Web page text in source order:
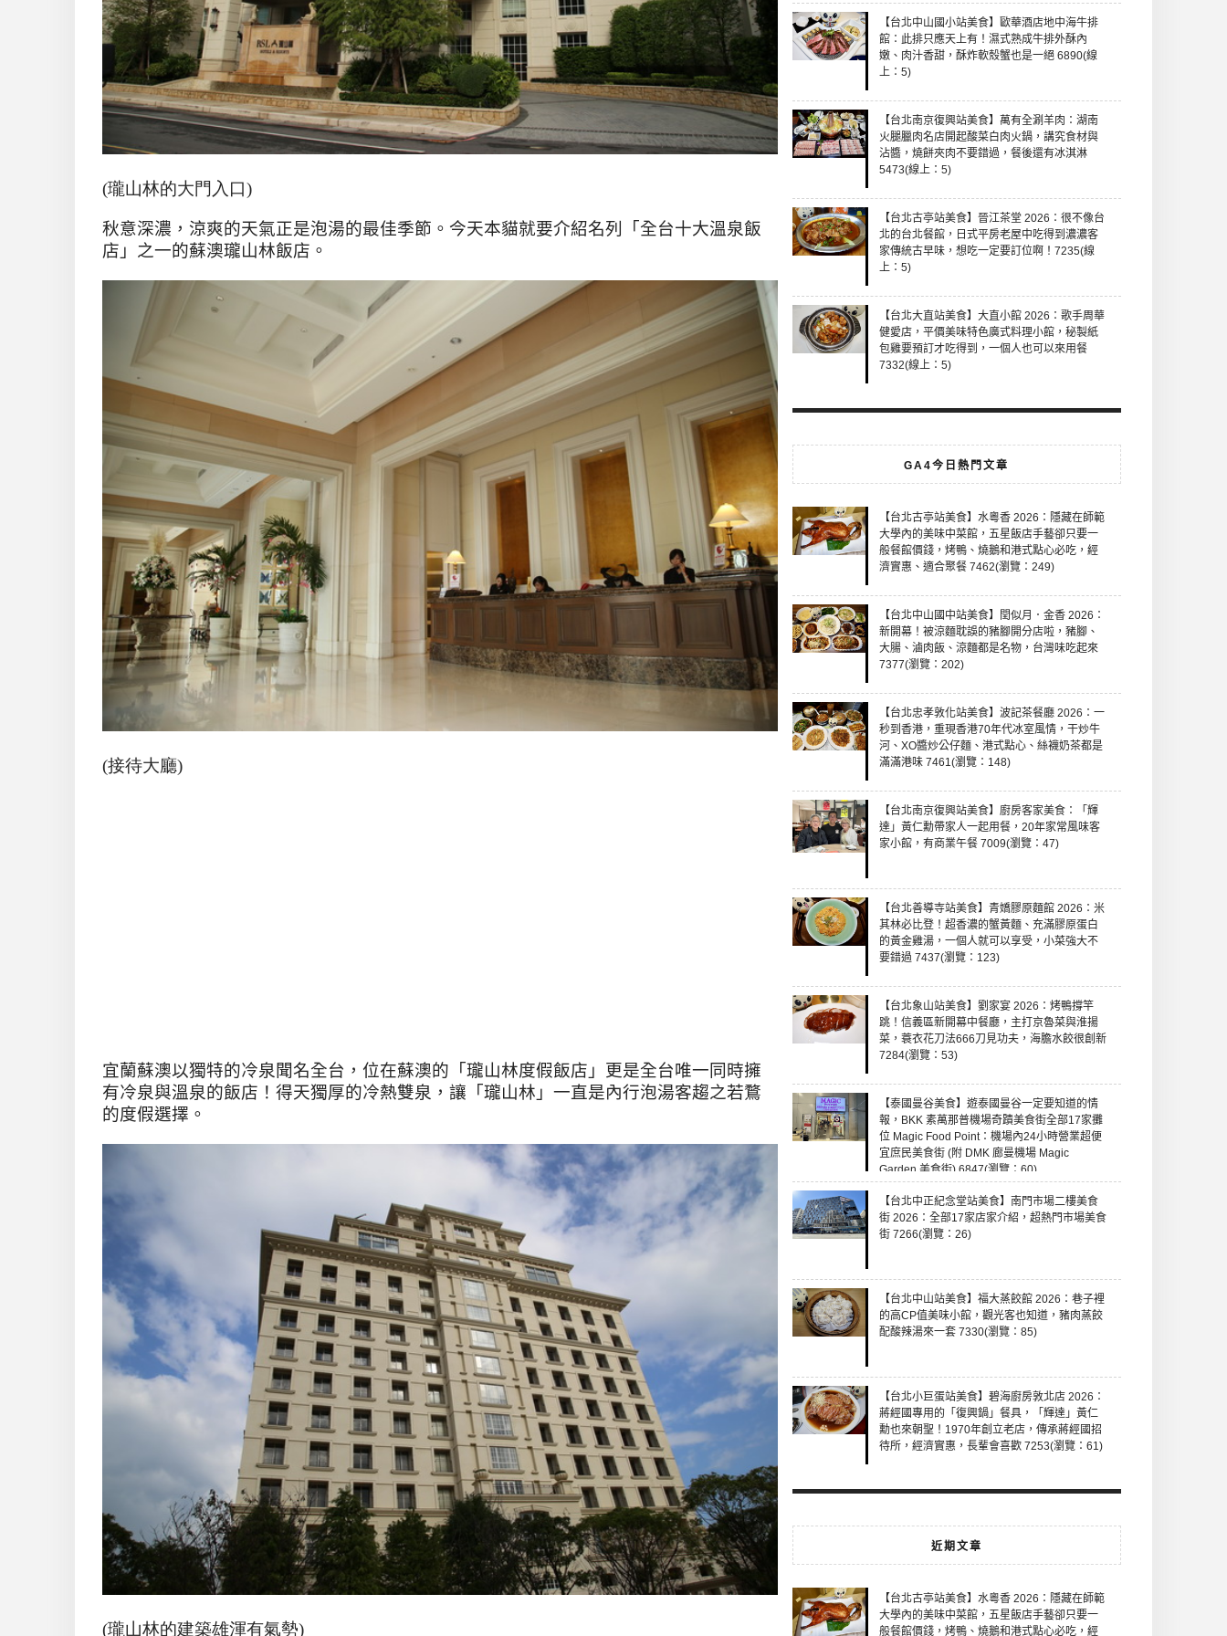
(瓏山林的大門入口)
秋意深濃，涼爽的天氣正是泡湯的最佳季節。今天本貓就要介紹名列「全台十大溫泉飯
店」之一的蘇澳瓏山林飯店。
(接待大廳)
宜蘭蘇澳以獨特的冷泉聞名全台，位在蘇澳的「瓏山林度假飯店」更是全台唯一同時擁
有冷泉與溫泉的飯店！得天獨厚的冷熱雙泉，讓「瓏山林」一直是內行泡湯客趨之若鶩
的度假選擇。
(瓏山林的建築雄渾有氣勢)
【台北中山國小站美食】歐華酒店地中海牛排
館：此排只應天上有！濕式熟成牛排外酥內
嫩、肉汁香甜，酥炸軟殼蟹也是一絕 6890(線
上：5)
【台北南京復興站美食】萬有全涮羊肉：湖南
火腿臘肉名店開起酸菜白肉火鍋，講究食材與
沾醬，燒餅夾肉不要錯過，餐後還有冰淇淋
5473(線上：5)
【台北古亭站美食】晉江茶堂 2026：很不像台
北的台北餐館，日式平房老屋中吃得到濃濃客
家傳統古早味，想吃一定要訂位啊！7235(線
上：5)
【台北大直站美食】大直小館 2026：歌手周華
健愛店，平價美味特色廣式料理小館，秘製紙
包雞要預訂才吃得到，一個人也可以來用餐
7332(線上：5)
GA4今日熱門文章
【台北古亭站美食】水粵香 2026：隱藏在師範
大學內的美味中菜館，五星飯店手藝卻只要一
般餐館價錢，烤鴨、燒鵝和港式點心必吃，經
濟實惠、適合聚餐 7462(瀏覽：249)
【台北中山國中站美食】閏似月．金香 2026：
新開幕！被涼麵耽誤的豬腳開分店啦，豬腳、
大腸、滷肉飯、涼麵都是名物，台灣味吃起來
7377(瀏覽：202)
【台北忠孝敦化站美食】波記茶餐廳 2026：一
秒到香港，重現香港70年代冰室風情，干炒牛
河、XO醬炒公仔麵、港式點心、絲襪奶茶都是
滿滿港味 7461(瀏覽：148)
【台北南京復興站美食】廚房客家美食：「輝
達」黃仁勳帶家人一起用餐，20年家常風味客
家小館，有商業午餐 7009(瀏覽：47)
【台北善導寺站美食】青嬌膠原麵館 2026：米
其林必比登！超香濃的蟹黃麵、充滿膠原蛋白
的黃金雞湯，一個人就可以享受，小菜強大不
要錯過 7437(瀏覽：123)
【台北象山站美食】劉家宴 2026：烤鴨撐竿
跳！信義區新開幕中餐廳，主打京魯菜與淮揚
菜，蓑衣花刀法666刀見功夫，海膽水餃很創新
7284(瀏覽：53)
【泰國曼谷美食】遊泰國曼谷一定要知道的情
報，BKK 素萬那普機場奇蹟美食街全部17家攤
位 Magic Food Point：機場內24小時營業超便
宜庶民美食街 (附 DMK 廊曼機場 Magic
Garden 美食街) 6847(瀏覽：60)
【台北中正紀念堂站美食】南門市場二樓美食
街 2026：全部17家店家介紹，超熱門市場美食
街 7266(瀏覽：26)
【台北中山站美食】福大蒸餃館 2026：巷子裡
的高CP值美味小館，觀光客也知道，豬肉蒸餃
配酸辣湯來一套 7330(瀏覽：85)
【台北小巨蛋站美食】碧海廚房敦北店 2026：
蔣經國專用的「復興鍋」餐具，「輝達」黃仁
勳也來朝聖！1970年創立老店，傳承蔣經國招
待所，經濟實惠，長輩會喜歡 7253(瀏覽：61)
近期文章
【台北古亭站美食】水粵香 2026：隱藏在師範
大學內的美味中菜館，五星飯店手藝卻只要一
般餐館價錢，烤鴨、燒鵝和港式點心必吃，經